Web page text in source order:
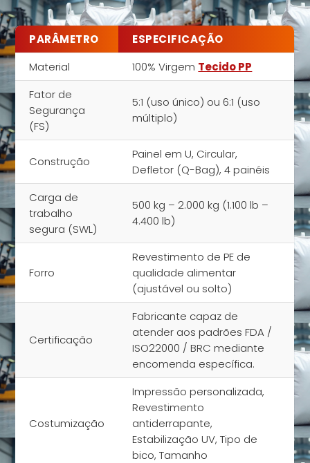
PARÂMETRO
ESPECIFICAÇÃO
Material
100% Virgem Tecido PP
Fator de
Segurança
(FS)
5:1 (uso único) ou 6:1 (uso
múltiplo)
Construção
Painel em U, Circular,
Defletor (Q-Bag), 4 painéis
Carga de
trabalho
segura (SWL)
500 kg – 2.000 kg (1.100 lb –
4.400 lb)
Forro
Revestimento de PE de
qualidade alimentar
(ajustável ou solto)
Certificação
Fabricante capaz de
atender aos padrões FDA /
ISO22000 / BRC mediante
encomenda específica.
Costumização
Impressão personalizada,
Revestimento
antiderrapante,
Estabilização UV, Tipo de
bico, Tamanho